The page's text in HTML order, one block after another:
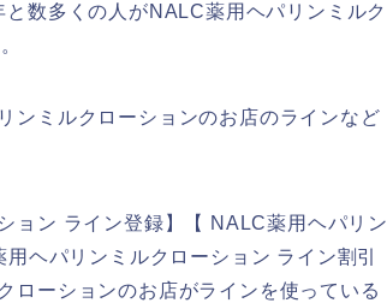
数多くの人がNALC薬用ヘパリンミルク
ンミルクローションのお店のラインなど
ョン ライン登録】【 NALC薬用ヘパリン
ヘパリンミルクローション ライン割引
ローションのお店がラインを使っている